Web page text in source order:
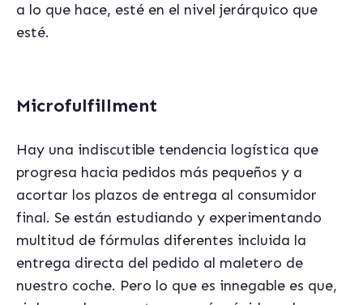
a lo que hace, esté en el nivel jerárquico que
esté.
Microfulfillment
Hay una indiscutible tendencia logística que
progresa hacia pedidos más pequeños y a
acortar los plazos de entrega al consumidor
final. Se están estudiando y experimentando
multitud de fórmulas diferentes incluida la
entrega directa del pedido al maletero de
nuestro coche. Pero lo que es innegable es que,